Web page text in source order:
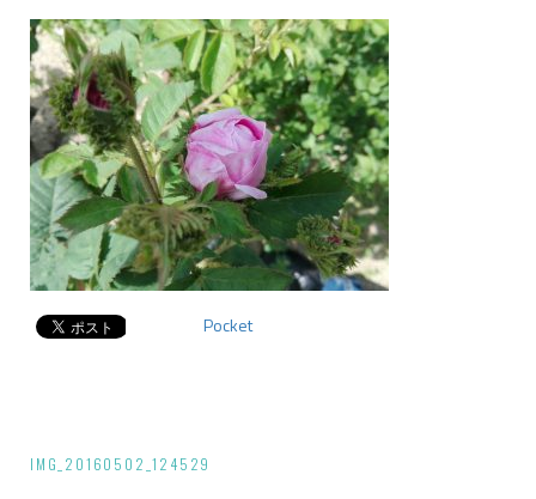
Pocket
投IMG_20160502_124529